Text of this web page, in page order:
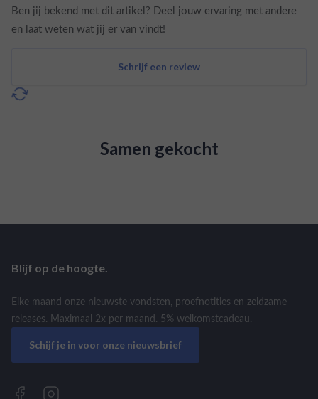
Ben jij bekend met dit artikel? Deel jouw ervaring met andere
en laat weten wat jij er van vindt!
Schrijf een review
Samen gekocht
Blijf op de hoogte.
Elke maand onze nieuwste vondsten, proefnotities en zeldzame
releases. Maximaal 2x per maand. 5% welkomstcadeau.
Schijf je in voor onze nieuwsbrief